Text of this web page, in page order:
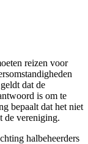
reizen voor
dat de
is om te
bepaalt dat het niet
de vereniging.
halbeheerders